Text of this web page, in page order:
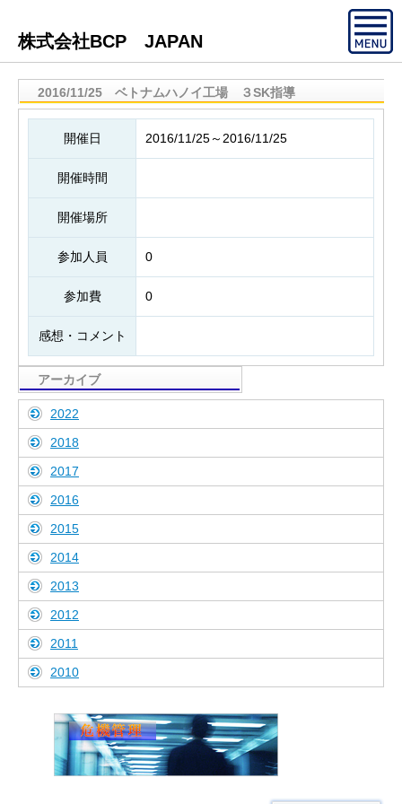
株式会社BCP JAPAN
2016/11/25 ベトナムハノイ工場 ３SK指導
開催日 2016/11/25～2016/11/25
開催時間
開催場所
参加人員 0
参加費 0
感想・コメント
アーカイブ
2022
2018
2017
2016
2015
2014
2013
2012
2011
2010